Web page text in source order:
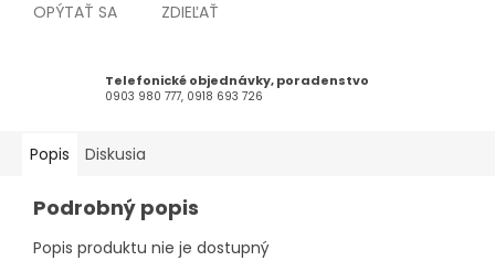
OPÝTAŤ SA ZDIEĽAŤ
Telefonické objednávky, poradenstvo
0903 980 777, 0918 693 726
Popis Diskusia
Podrobný popis
Popis produktu nie je dostupný